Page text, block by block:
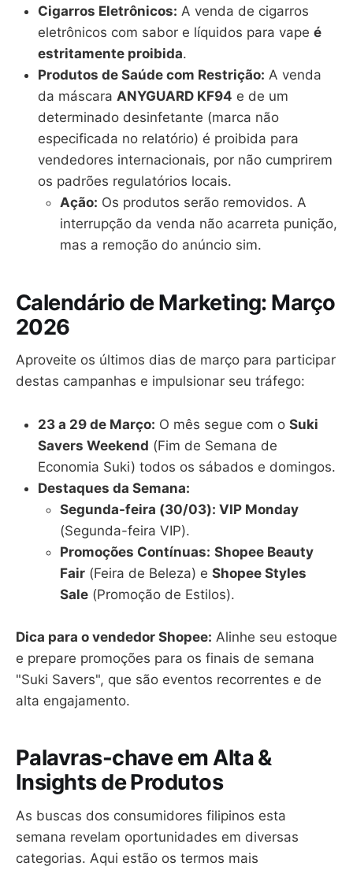
Cigarros Eletrônicos: A venda de cigarros
eletrônicos com sabor e líquidos para vape é
estritamente proibida.
Produtos de Saúde com Restrição: A venda
da máscara ANYGUARD KF94 e de um
determinado desinfetante (marca não
especificada no relatório) é proibida para
vendedores internacionais, por não cumprirem
os padrões regulatórios locais.
Ação: Os produtos serão removidos. A
interrupção da venda não acarreta punição,
mas a remoção do anúncio sim.
Calendário de Marketing: Março
2026
Aproveite os últimos dias de março para participar
destas campanhas e impulsionar seu tráfego:
23 a 29 de Março: O mês segue com o Suki
Savers Weekend (Fim de Semana de
Economia Suki) todos os sábados e domingos.
Destaques da Semana:
Segunda-feira (30/03): VIP Monday
(Segunda-feira VIP).
Promoções Contínuas: Shopee Beauty
Fair (Feira de Beleza) e Shopee Styles
Sale (Promoção de Estilos).
Dica para o vendedor Shopee: Alinhe seu estoque
e prepare promoções para os finais de semana
"Suki Savers", que são eventos recorrentes e de
alta engajamento.
Palavras-chave em Alta &
Insights de Produtos
As buscas dos consumidores filipinos esta
semana revelam oportunidades em diversas
categorias. Aqui estão os termos mais